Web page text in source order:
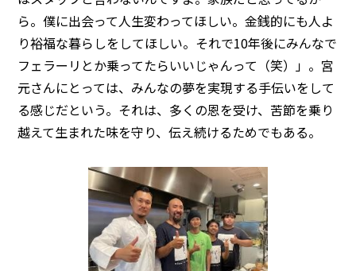
ら。僕に出会って人生変わってほしい。金銭的にも人よ
り裕福な暮らしをしてほしい。それで10年後にみんなで
フェラーリとか乗ってたらいいじゃんって（笑）」。宮
元さんにとっては、みんなの夢を実現する手伝いをして
る感じだという。それは、多くの恩を受け、苦節を乗り
越えて生まれた味を守り、伝え続けるためでもある。